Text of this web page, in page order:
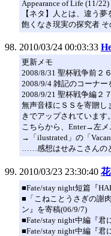
Appearance of Life (11/22)
【ネタ】人とは、違う
飽くなき現実の探究者 そ
2010/03/24 00:03:33
更新メモ
2008/8/31 聖杯戦争前２
2008/9/4 雑記のコーナー
2008/9/21 聖杯戦争編２
無声音様にＳＳを寄贈し
きでアップされています。
こちらから、Enter→左メ
→「ilustrated」の「
……感想はせみこさんの
2010/03/23 23:30:40
■Fate/stay night短篇『
■「こねことうさぎの謝
ン』を寄稿(06/9/7)
■Fate/stay night中編『君
■Fate/stay night中編『君